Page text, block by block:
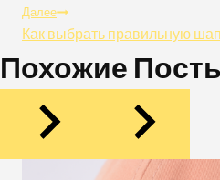
По
Записям
Далее
Как выбрать правильную
Похожие